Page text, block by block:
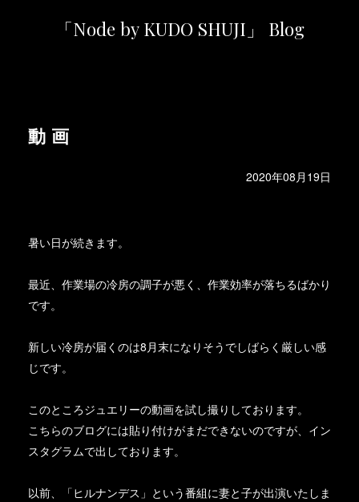
「Node by KUDO SHUJI」 Blog
動画
2020年08月19日
暑い日が続きます。
最近、作業場の冷房の調子が悪く、作業効率が落ちるばかり
です。
新しい冷房が届くのは8月末になりそうでしばらく厳しい感
じです。
このところジュエリーの動画を試し撮りしております。
こちらのブログには貼り付けがまだできないのですが、イン
スタグラムで出しております。
以前、「ヒルナンデス」という番組に妻と子が出演いたしま